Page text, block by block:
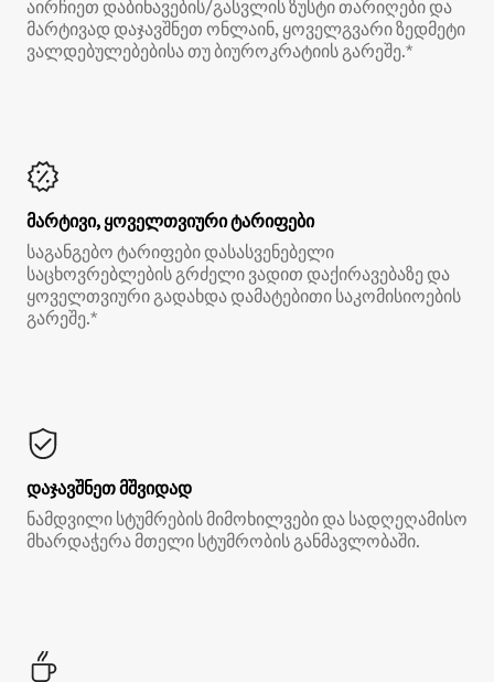
აირჩიეთ დაბინავების/გასვლის ზუსტი თარიღები და
მარტივად დაჯავშნეთ ონლაინ, ყოველგვარი ზედმეტი
ვალდებულებებისა თუ ბიუროკრატიის გარეშე.*
მარტივი, ყოველთვიური ტარიფები
საგანგებო ტარიფები დასასვენებელი
საცხოვრებლების გრძელი ვადით დაქირავებაზე და
ყოველთვიური გადახდა დამატებითი საკომისიოების
გარეშე.*
დაჯავშნეთ მშვიდად
ნამდვილი სტუმრების მიმოხილვები და სადღეღამისო
მხარდაჭერა მთელი სტუმრობის განმავლობაში.